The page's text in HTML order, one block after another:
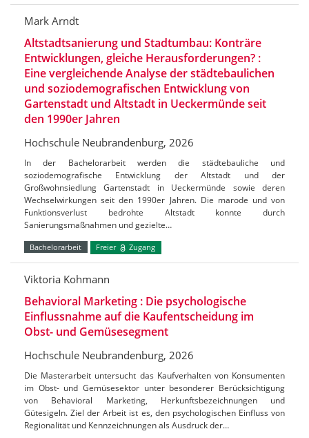
Mark Arndt
Altstadtsanierung und Stadtumbau: Konträre
Entwicklungen, gleiche Herausforderungen? :
Eine vergleichende Analyse der städtebaulichen
und soziodemografischen Entwicklung von
Gartenstadt und Altstadt in Ueckermünde seit
den 1990er Jahren
Hochschule Neubrandenburg, 2026
In der Bachelorarbeit werden die städtebauliche und
soziodemografische Entwicklung der Altstadt und der
Großwohnsiedlung Gartenstadt in Ueckermünde sowie deren
Wechselwirkungen seit den 1990er Jahren. Die marode und von
Funktionsverlust bedrohte Altstadt konnte durch
Sanierungsmaßnahmen und gezielte…
Bachelorarbeit Freier Zugang
Viktoria Kohmann
Behavioral Marketing : Die psychologische
Einflussnahme auf die Kaufentscheidung im
Obst- und Gemüsesegment
Hochschule Neubrandenburg, 2026
Die Masterarbeit untersucht das Kaufverhalten von Konsumenten
im Obst- und Gemüsesektor unter besonderer Berücksichtigung
von Behavioral Marketing, Herkunftsbezeichnungen und
Gütesigeln. Ziel der Arbeit ist es, den psychologischen Einfluss von
Regionalität und Kennzeichnungen als Ausdruck der…